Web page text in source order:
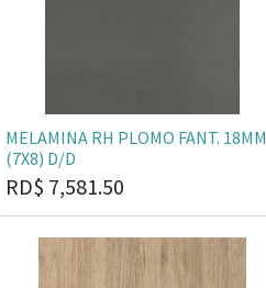
MELAMINA RH PLOMO FANT. 18MM
(7X8) D/D
RD$ 7,581.50